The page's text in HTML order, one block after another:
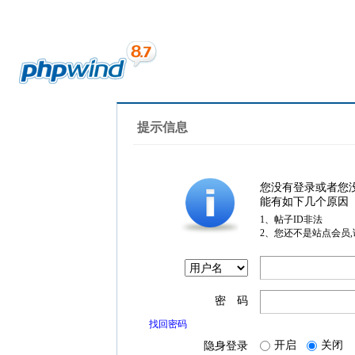
提示信息
您没有登录或者您
能有如下几个原因
1、帖子ID非法
2、您还不是站点会员
密 码
找回密码
隐身登录 开启 关闭